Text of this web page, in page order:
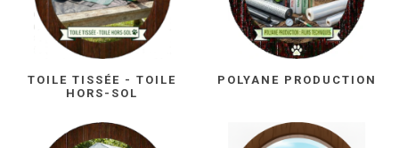
TOILE TISSÉE - TOILE
HORS-SOL
POLYANE PRODUCTION